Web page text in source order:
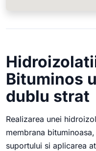
Bituminos
dublu strat
Realizarea unei
membrana
suportului si aplicarea